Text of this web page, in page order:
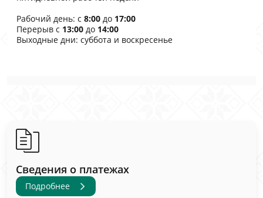
Рабочий день: с 8:00 до 17:00
Перерыв с 13:00 до 14:00
Выходные дни: суббота и воскресенье
Сведения о платежах
Подробнее